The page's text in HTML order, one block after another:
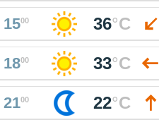
1500 36°C
1800 33°C
2100 22°C